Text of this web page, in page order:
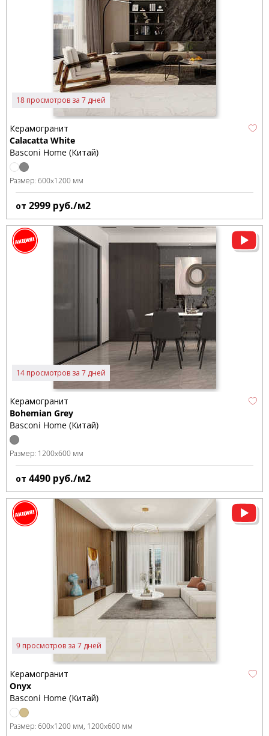
18 просмотров за 7 дней
Керамогранит
Calacatta White
Basconi Home (Китай)
Размер: 600x1200 мм
от 2999 руб./м2
14 просмотров за 7 дней
Керамогранит
Bohemian Grey
Basconi Home (Китай)
Размер: 1200x600 мм
от 4490 руб./м2
9 просмотров за 7 дней
Керамогранит
Onyx
Basconi Home (Китай)
Размер: 600x1200 мм 1200x600 мм